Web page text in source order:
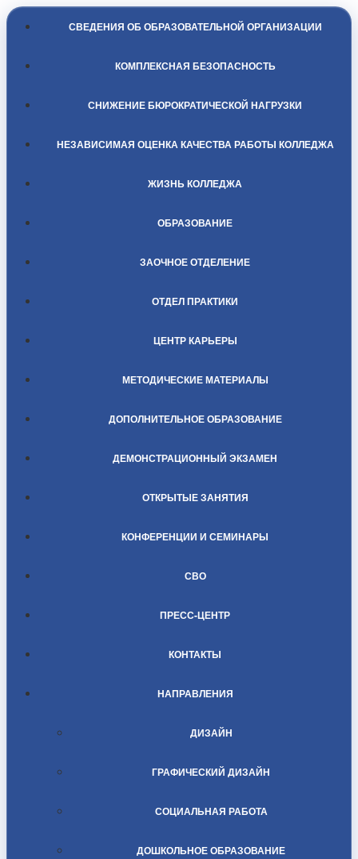
СВЕДЕНИЯ ОБ ОБРАЗОВАТЕЛЬНОЙ ОРГАНИЗАЦИИ
КОМПЛЕКСНАЯ БЕЗОПАСНОСТЬ
СНИЖЕНИЕ БЮРОКРАТИЧЕСКОЙ НАГРУЗКИ
НЕЗАВИСИМАЯ ОЦЕНКА КАЧЕСТВА РАБОТЫ КОЛЛЕДЖА
ЖИЗНЬ КОЛЛЕДЖА
ОБРАЗОВАНИЕ
ЗАОЧНОЕ ОТДЕЛЕНИЕ
ОТДЕЛ ПРАКТИКИ
ЦЕНТР КАРЬЕРЫ
МЕТОДИЧЕСКИЕ МАТЕРИАЛЫ
ДОПОЛНИТЕЛЬНОЕ ОБРАЗОВАНИЕ
ДЕМОНСТРАЦИОННЫЙ ЭКЗАМЕН
ОТКРЫТЫЕ ЗАНЯТИЯ
КОНФЕРЕНЦИИ И СЕМИНАРЫ
СВО
ПРЕСС-ЦЕНТР
КОНТАКТЫ
НАПРАВЛЕНИЯ
ДИЗАЙН
ГРАФИЧЕСКИЙ ДИЗАЙН
СОЦИАЛЬНАЯ РАБОТА
ДОШКОЛЬНОЕ ОБРАЗОВАНИЕ